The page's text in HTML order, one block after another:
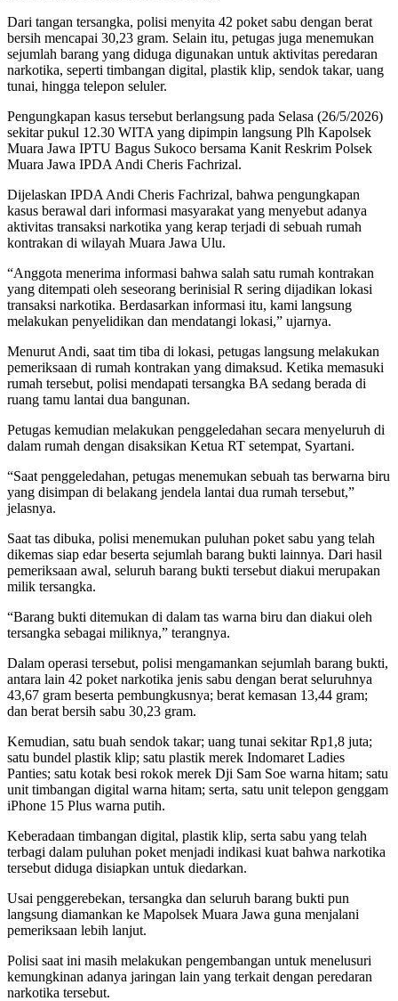
Dari tangan tersangka, polisi menyita 42 poket sabu dengan berat
bersih mencapai 30,23 gram. Selain itu, petugas juga menemukan
sejumlah barang yang diduga digunakan untuk aktivitas peredaran
narkotika, seperti timbangan digital, plastik klip, sendok takar, uang
tunai, hingga telepon seluler.
Pengungkapan kasus tersebut berlangsung pada Selasa (26/5/2026)
sekitar pukul 12.30 WITA yang dipimpin langsung Plh Kapolsek
Muara Jawa IPTU Bagus Sukoco bersama Kanit Reskrim Polsek
Muara Jawa IPDA Andi Cheris Fachrizal.
Dijelaskan IPDA Andi Cheris Fachrizal, bahwa pengungkapan
kasus berawal dari informasi masyarakat yang menyebut adanya
aktivitas transaksi narkotika yang kerap terjadi di sebuah rumah
kontrakan di wilayah Muara Jawa Ulu.
“Anggota menerima informasi bahwa salah satu rumah kontrakan
yang ditempati oleh seseorang berinisial R sering dijadikan lokasi
transaksi narkotika. Berdasarkan informasi itu, kami langsung
melakukan penyelidikan dan mendatangi lokasi,” ujarnya.
Menurut Andi, saat tim tiba di lokasi, petugas langsung melakukan
pemeriksaan di rumah kontrakan yang dimaksud. Ketika memasuki
rumah tersebut, polisi mendapati tersangka BA sedang berada di
ruang tamu lantai dua bangunan.
Petugas kemudian melakukan penggeledahan secara menyeluruh di
dalam rumah dengan disaksikan Ketua RT setempat, Syartani.
“Saat penggeledahan, petugas menemukan sebuah tas berwarna biru
yang disimpan di belakang jendela lantai dua rumah tersebut,”
jelasnya.
Saat tas dibuka, polisi menemukan puluhan poket sabu yang telah
dikemas siap edar beserta sejumlah barang bukti lainnya. Dari hasil
pemeriksaan awal, seluruh barang bukti tersebut diakui merupakan
milik tersangka.
“Barang bukti ditemukan di dalam tas warna biru dan diakui oleh
tersangka sebagai miliknya,” terangnya.
Dalam operasi tersebut, polisi mengamankan sejumlah barang bukti,
antara lain 42 poket narkotika jenis sabu dengan berat seluruhnya
43,67 gram beserta pembungkusnya; berat kemasan 13,44 gram;
dan berat bersih sabu 30,23 gram.
Kemudian, satu buah sendok takar; uang tunai sekitar Rp1,8 juta;
satu bundel plastik klip; satu plastik merek Indomaret Ladies
Panties; satu kotak besi rokok merek Dji Sam Soe warna hitam; satu
unit timbangan digital warna hitam; serta, satu unit telepon genggam
iPhone 15 Plus warna putih.
Keberadaan timbangan digital, plastik klip, serta sabu yang telah
terbagi dalam puluhan poket menjadi indikasi kuat bahwa narkotika
tersebut diduga disiapkan untuk diedarkan.
Usai penggerebekan, tersangka dan seluruh barang bukti pun
langsung diamankan ke Mapolsek Muara Jawa guna menjalani
pemeriksaan lebih lanjut.
Polisi saat ini masih melakukan pengembangan untuk menelusuri
kemungkinan adanya jaringan lain yang terkait dengan peredaran
narkotika tersebut.